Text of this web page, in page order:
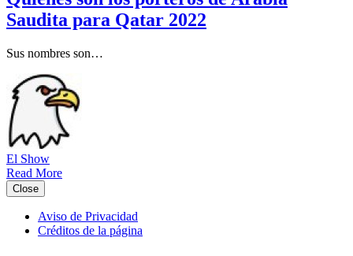
Saudita para Qatar 2022
Sus nombres son…
El Show
Read More
Close
Aviso de Privacidad
Créditos de la página